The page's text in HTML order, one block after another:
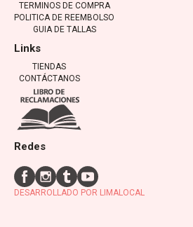
TERMINOS DE COMPRA
POLITICA DE REEMBOLSO
GUIA DE TALLAS
Links
TIENDAS
CONTÁCTANOS
Redes
DESARROLLADO POR LIMALOCAL